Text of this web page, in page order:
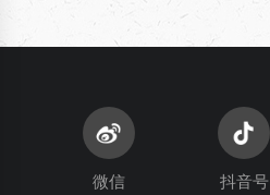
微信 抖音号